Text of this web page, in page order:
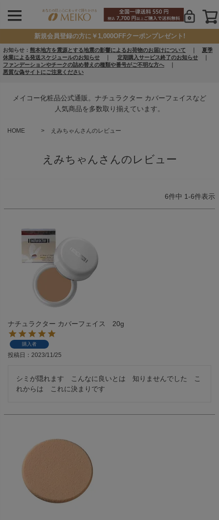
新規会員登録の方に￥1,000OFFクーポンプレゼント!
お知らせ： 熊本地方を震源とする地震の影響によるお荷物のお届けについて
夏季
休業による発送スケジュールのお知らせ
定期購入サービス終了のお知らせ
ファンデーションやチークの詰め替えの種類や番号がご不明な方へ
悪質な偽サイトにご注意ください
メイコー化粧品公式通販。ナチュラクター カバーフェイスなど
人気商品を多数取り揃えています。
HOME えみちゃんさんのレビュー
えみちゃんさんのレビュー
6件中 1-6件表示
ナチュラクター カバーフェイス 20g
購入者
投稿日 2023/11/25
シミが隠れます　こんなに良いとは　知りませんでした　こ
れからは　これに決まりです